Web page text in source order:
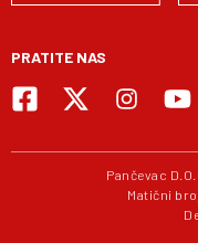
PRATITE NAS
Pančevac
Matični